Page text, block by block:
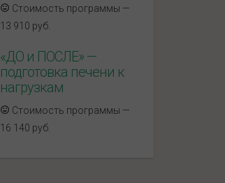
Стоимость программы —
13 910 руб.
«ДО и ПОСЛЕ» —
подготовка печени к
нагрузкам
Стоимость программы —
16 140 руб.